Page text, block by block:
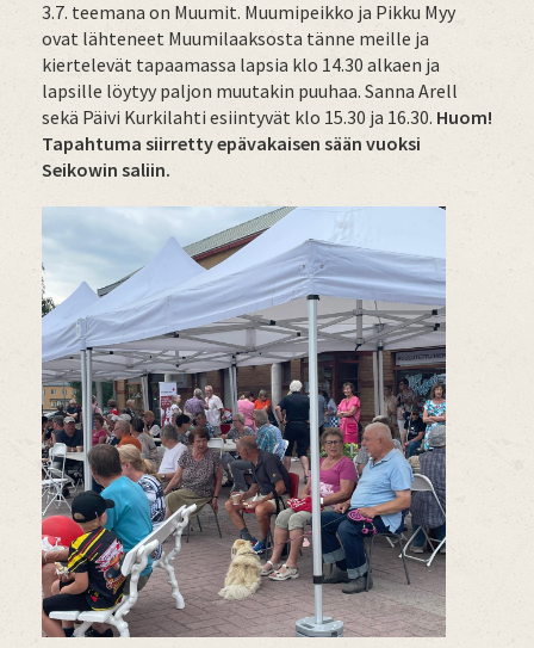
3.7. teemana on Muumit. Muumipeikko ja Pikku Myy
ovat lähteneet Muumilaaksosta tänne meille ja
kiertelevät tapaamassa lapsia klo 14.30 alkaen ja
lapsille löytyy paljon muutakin puuhaa. Sanna Arell
sekä Päivi Kurkilahti esiintyvät klo 15.30 ja 16.30. Huom!
Tapahtuma siirretty epävakaisen sään vuoksi
Seikowin saliin.